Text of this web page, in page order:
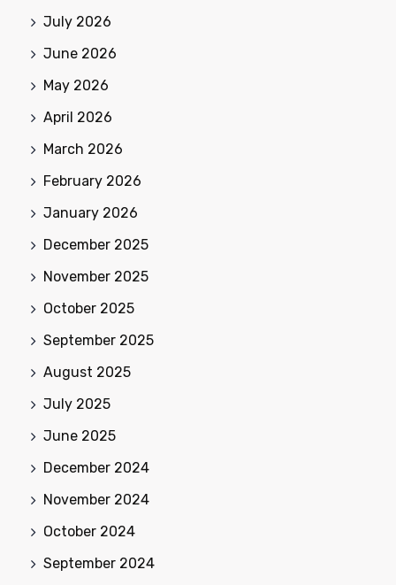
July 2026
June 2026
May 2026
April 2026
March 2026
February 2026
January 2026
December 2025
November 2025
October 2025
September 2025
August 2025
July 2025
June 2025
December 2024
November 2024
October 2024
September 2024